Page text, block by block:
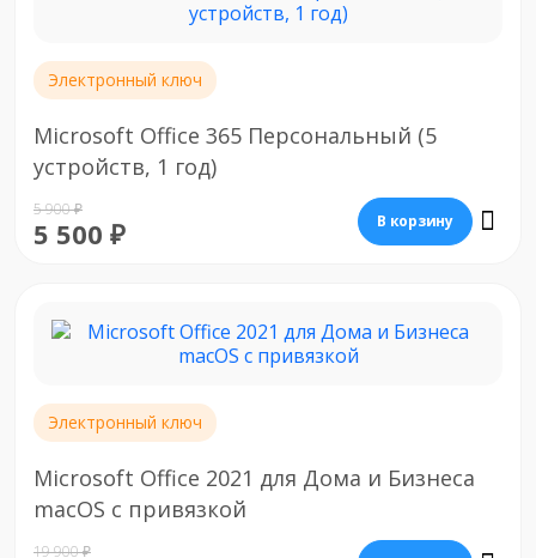
Электронный ключ
Microsoft Office 365 Персональный (5
устройств, 1 год)
5 900 ₽
5 500 ₽ В корзину
Электронный ключ
Microsoft Office 2021 для Дома и Бизнеса
macOS с привязкой
19 900 ₽